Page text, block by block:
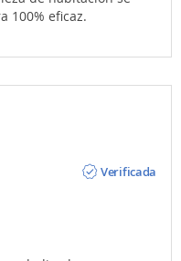
100% eficaz.
Verificada